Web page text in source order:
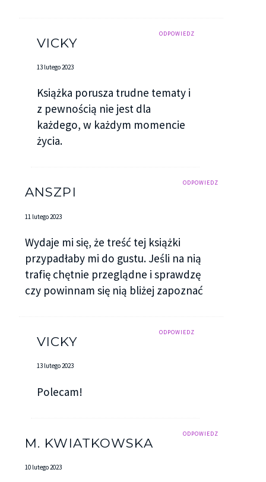
ODPOWIEDZ
VICKY
13 lutego 2023
Książka porusza trudne tematy i
z pewnością nie jest dla
każdego, w każdym momencie
życia.
ODPOWIEDZ
ANSZPI
11 lutego 2023
Wydaje mi się, że treść tej książki
przypadłaby mi do gustu. Jeśli na nią
trafię chętnie przeglądne i sprawdzę
czy powinnam się nią bliżej zapoznać
ODPOWIEDZ
VICKY
13 lutego 2023
Polecam!
ODPOWIEDZ
M. KWIATKOWSKA
10 lutego 2023